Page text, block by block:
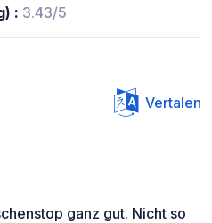
: 3.43/5
Vertalen
ganz gut. Nicht so